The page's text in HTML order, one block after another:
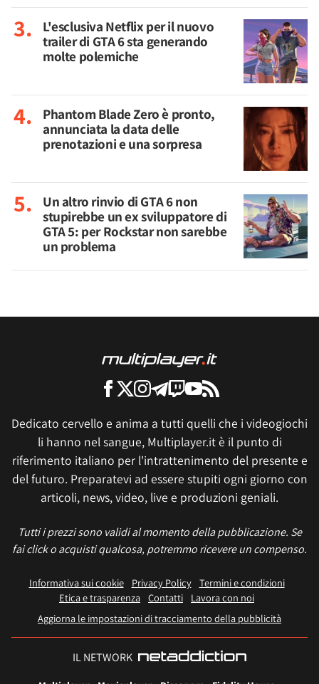
L'esclusiva Netflix per il nuovo
trailer di GTA 6 sta generando
molte polemiche
Phantom Blade Zero è pronto,
annunciata la data delle
prenotazioni e una sorpresa
Un altro rinvio di GTA 6 non
stupirebbe un ex sviluppatore di
GTA 5: per Rockstar non sarebbe
un problema
Dedicato cervello e anima a tutti quelli che i videogiochi
li hanno nel sangue, Multiplayer.it è il punto di
riferimento italiano per l'intrattenimento del presente e
del futuro. Preparatevi ad essere stupiti ogni giorno con
articoli, news, video, live e produzioni geniali.
Tutti i prezzi sono validi al momento della pubblicazione. Se
fai click o acquisti qualcosa, potremmo ricevere un compenso.
Informativa sui cookie Privacy Policy
Termini e condizioni
Etica e trasparenza Contatti
Lavora con noi
Aggiorna le impostazioni di tracciamento della pubblicità
IL NETWORK